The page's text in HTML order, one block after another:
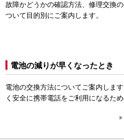
故障かどうかの確認方法、修理交換
ついて目的別にご案内します。
電池の減りが早くなったとき
電池の交換方法についてご案内しま
く安全に携帯電話をご利用になるた